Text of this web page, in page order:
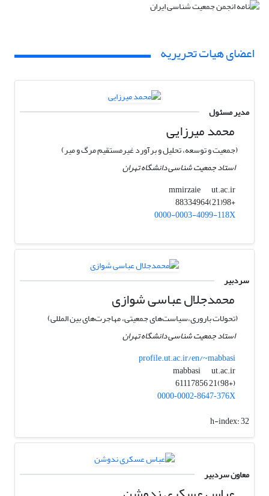
اعضای هیات تحریریه
مدیر مسئول
محمد میرزایی
(جمعیت و توسعه، تحلیل و برآورد غیرمستقیم مرگ و میر)
استاد جمعیت شناسی دانشگاه تهران
mmirzaie
ut.ac.ir
+98(21)88334964
0000-0003-4099-118X
سردبیر
محمدجلال عباسی شوازی
(تحولات باروری،سیاست‌های جمعیتی، مهاجرت‌های بین المللی)
استاد جمعیت شناسی دانشگاه تهران
profile.ut.ac.ir/en/~mabbasi
mabbasi
ut.ac.ir
(+98)21 61117856
0000‑0002‑8647‑376X
h-index:32
معاون سردبیر